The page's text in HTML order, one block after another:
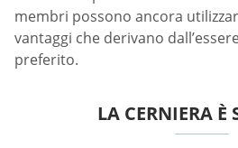
membri possono ancora
vantaggi che derivano
preferito.
LA CERNIERA È